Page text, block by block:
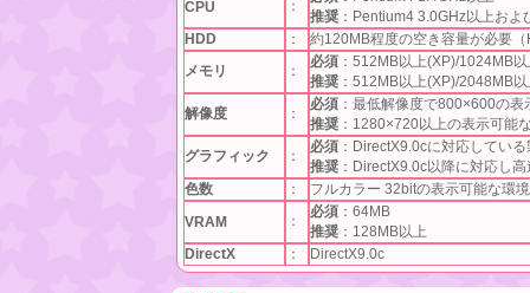
CPU
：
推奨 ：Pentium4 3.0GHz以上お
HDD
：
約120MB程度の空き容量が必要
メモリ
：
必須 ：512MB以上(XP)/1024MB
推奨 ：512MB以上(XP)/2048MB
解像度
：
必須 ：最低解像度で800×600の表
推奨 ：1280×720以上の表示可能
グラフィック
：
必須 ：DirectX9.0cに対応している
推奨 ：DirectX9.0c以降に対応し
色数
：
フルカラー 32bitの表示可能な環境
VRAM
：
必須 ：64MB
推奨 ：128MB以上
DirectX
： DirectX9.0c